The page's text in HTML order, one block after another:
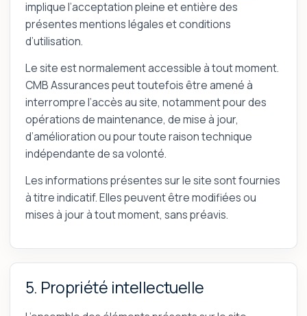
implique l’acceptation pleine et entière des
présentes mentions légales et conditions
d’utilisation.
Le site est normalement accessible à tout moment.
CMB Assurances peut toutefois être amené à
interrompre l’accès au site, notamment pour des
opérations de maintenance, de mise à jour,
d’amélioration ou pour toute raison technique
indépendante de sa volonté.
Les informations présentes sur le site sont fournies
à titre indicatif. Elles peuvent être modifiées ou
mises à jour à tout moment, sans préavis.
5. Propriété intellectuelle